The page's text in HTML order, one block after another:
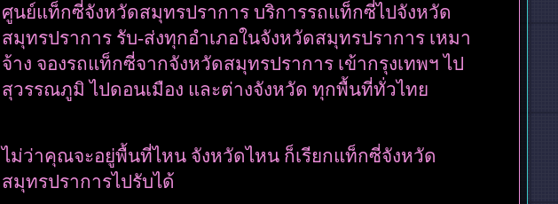
ศูนย์แท็กซี่จังหวัดสมุทรปราการ บริการรถแท็กซี่ไปจังหวัด
สมุทรปราการ รับ-ส่งทุกอำเภอในจังหวัดสมุทรปราการ เหมา
จ้าง จองรถแท็กซี่จากจังหวัดสมุทรปราการ เข้ากรุงเทพฯ ไป
สุวรรณภูมิ ไปดอนเมือง และต่างจังหวัด ทุกพื้นที่ทั่วไทย
ไม่ว่าคุณจะอยู่พื้นที่ไหน จังหวัดไหน ก็เรียกแท็กซี่จังหวัด
สมุทรปราการไปรับได้